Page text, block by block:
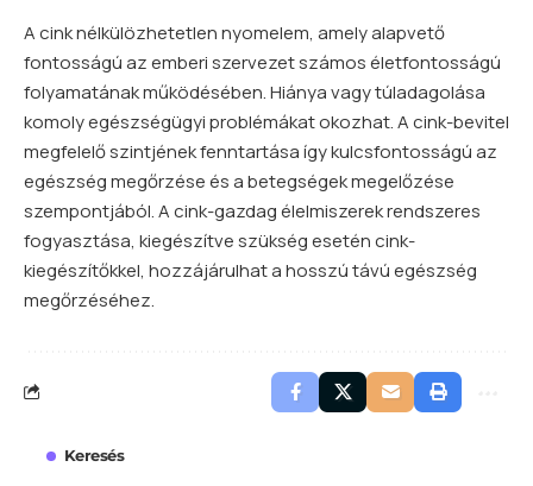
A cink nélkülözhetetlen nyomelem, amely alapvető
fontosságú az emberi szervezet számos életfontosságú
folyamatának működésében. Hiánya vagy túladagolása
komoly egészségügyi problémákat okozhat. A cink-bevitel
megfelelő szintjének fenntartása így kulcsfontosságú az
egészség megőrzése és a betegségek megelőzése
szempontjából. A cink-gazdag élelmiszerek rendszeres
fogyasztása, kiegészítve szükség esetén cink-
kiegészítőkkel, hozzájárulhat a hosszú távú egészség
megőrzéséhez.
Keresés